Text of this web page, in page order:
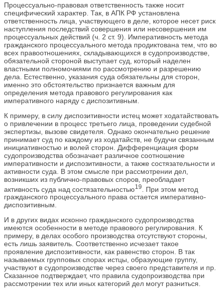
Процессуально-правовая ответственность также носит
специфический характер. Так, в АПК РФ установлена
ответственность лица, участвующего в деле, которое несет риск
наступления последствий совершения или несовершения им
процессуальных действий (ч. 2 ст. 9). Императивность метода
гражданского процессуального метода продиктована тем, что во
всех правоотношениях, складывающихся в судопроизводстве,
обязательной стороной выступает суд, который наделен
властными полномочиями по рассмотрению и разрешению
дела. Естественно, указания суда обязательны для сторон,
именно это обстоятельство признается важным для
определения метода правового регулирования как
императивного наряду с диспозитивным.
К примеру, в силу диспозитивности истец может ходатайствовать
о привлечении в процесс третьего лица, проведении судебной
экспертизы, вызове свидетеля. Однако окончательно решение
принимает суд по каждому из ходатайств, не будучи связанным
инициативностью и волей сторон. Дифференциация форм
судопроизводства обозначает различное соотношение
императивности и диспозитивности, а также состязательности и
активности суда. В этом смысле при рассмотрении дел,
возникших из публично-правовых споров, преобладает
активность суда над состязательностью19
. При этом метод
гражданского процессуального права остается императивно-
диспозитивным.
И в других видах исконно гражданского судопроизводства
имеются особенности в методе правового регулирования. К
примеру, в делах особого производства отсутствуют стороны,
есть лишь заявитель. Соответственно исчезает такое
проявление диспозитивности, как равенство сторон. В так
называемых групповых спорах истцы, образующие группу,
участвуют в судопроизводстве через своего представителя и пр.
Сказанное подтверждает, что правила судопроизводства при
рассмотрении тех или иных категорий дел могут разниться.